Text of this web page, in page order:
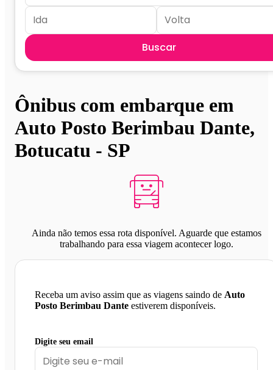
Buscar
Ônibus com embarque em
Auto Posto Berimbau Dante,
Botucatu - SP
Ainda não temos essa rota disponível. Aguarde que estamos
trabalhando para essa viagem acontecer logo.
Receba um aviso assim que as viagens saindo de Auto
Posto Berimbau Dante estiverem disponíveis.
Digite seu email